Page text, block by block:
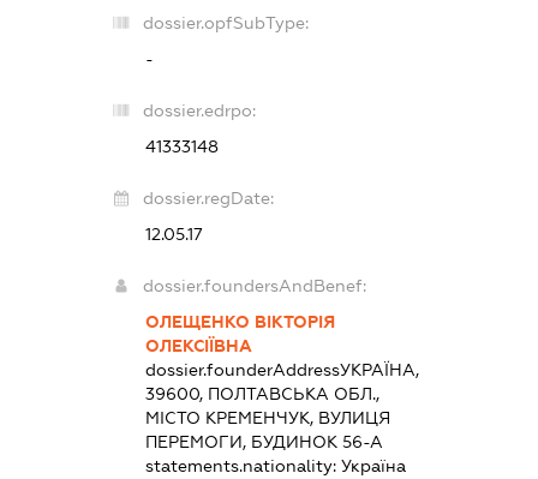
dossier.opfSubType:
-
dossier.edrpo:
41333148
dossier.regDate:
12.05.17
dossier.foundersAndBenef:
ОЛЕЩЕНКО ВІКТОРІЯ
ОЛЕКСІЇВНА
dossier.founderAddressУКРАЇНА,
39600, ПОЛТАВСЬКА ОБЛ.,
МІСТО КРЕМЕНЧУК, ВУЛИЦЯ
ПЕРЕМОГИ, БУДИНОК 56-А
statements.nationality: Україна